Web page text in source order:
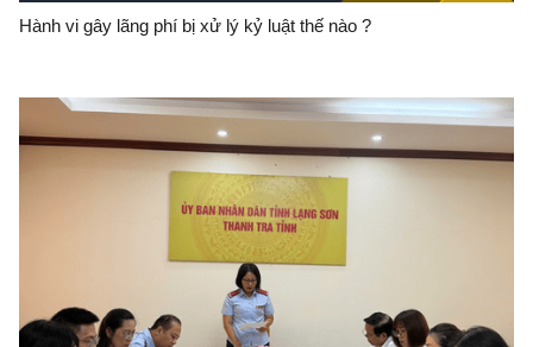
Hành vi gây lãng phí bị xử lý kỷ luật thế nào ?